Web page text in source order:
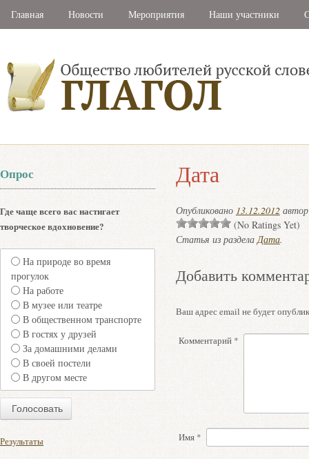
Главная Новости Мероприятия Наши участники
Дата
Опубликовано 13.12.2012
(No Ratings Yet)
Статья из разделаДата.
Добавить
Ваш адрес email не будет
Комментарий *
Имя *
Опрос
Где чаще всего вас настигает
творческое вдохновение?
На природе во время
прогулок
На работе
В музее или театре
В общественном транспорте
В гостях у друзей
За домашними делами
В своей постели
В другом месте
Результаты